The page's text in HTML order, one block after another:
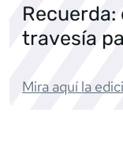
travesía
Mira aquí la